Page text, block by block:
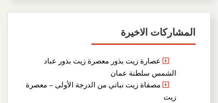
المشاركات الاخيرة
عصارة زيت بذور معصرة زيت بذور عباد
الشمس سلطنة عمان
مصفاة زيت نباتي من الدرجة الأولى – معصرة